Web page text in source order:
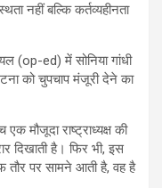
नहीं बल्कि कर्तव्यहीनता
(op-ed) में सोनिया गांधी
को चुपचाप मंजूरी देने का
मौजूदा राष्ट्राध्यक्ष की
दिखाती है। फिर भी, इस
तौर पर सामने आती है, वह है